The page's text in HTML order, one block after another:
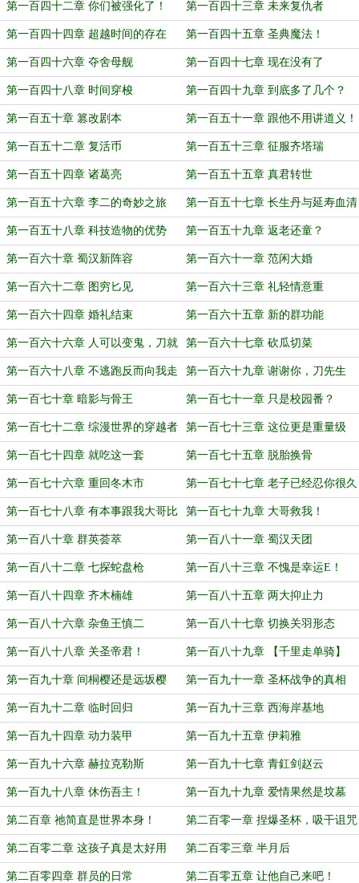
第一百四十二章 你们被强化了！ 第一百四十三章 未来复仇者
第一百四十四章 超越时间的存在 第一百四十五章 圣典魔法！
第一百四十六章 夺舍母舰 第一百四十七章 现在没有了
第一百四十八章 时间穿梭 第一百四十九章 到底多了几个？
第一百五十章 篡改剧本 第一百五十一章 跟他不用讲道义！
第一百五十二章 复活币 第一百五十三章 征服齐塔瑞
第一百五十四章 诸葛亮 第一百五十五章 真君转世
第一百五十六章 李二的奇妙之旅 第一百五十七章 长生丹与延寿血清
第一百五十八章 科技造物的优势 第一百五十九章 返老还童？
第一百六十章 蜀汉新阵容 第一百六十一章 范闲大婚
第一百六十二章 图穷匕见 第一百六十三章 礼轻情意重
第一百六十四章 婚礼结束 第一百六十五章 新的群功能
第一百六十六章 人可以变鬼，刀就
不能变人？
第一百六十七章 砍瓜切菜
第一百六十八章 不逃跑反而向我走
来
第一百六十九章 谢谢你，刀先生
第一百七十章 暗影与骨王 第一百七十一章 只是校园番？
第一百七十二章 综漫世界的穿越者 第一百七十三章 这位更是重量级
第一百七十四章 就吃这一套 第一百七十五章 脱胎换骨
第一百七十六章 重回冬木市 第一百七十七章 老子已经忍你很久
了！
第一百七十八章 有本事跟我大哥比
划比划
第一百七十九章 大哥救我！
第一百八十章 群英荟萃 第一百八十一章 蜀汉天团
第一百八十二章 七探蛇盘枪 第一百八十三章 不愧是幸运E！
第一百八十四章 齐木楠雄 第一百八十五章 两大抑止力
第一百八十六章 杂鱼王慎二 第一百八十七章 切换关羽形态
第一百八十八章 关圣帝君！ 第一百八十九章 【千里走单骑】
第一百九十章 间桐樱还是远坂樱 第一百九十一章 圣杯战争的真相
第一百九十二章 临时回归 第一百九十三章 西海岸基地
第一百九十四章 动力装甲 第一百九十五章 伊莉雅
第一百九十六章 赫拉克勒斯 第一百九十七章 青釭剑赵云
第一百九十八章 休伤吾主！ 第一百九十九章 爱情果然是坟墓
第二百章 祂简直是世界本身！ 第二百零一章 捏爆圣杯，吸干诅咒
第二百零二章 这孩子真是太好用
了！
第二百零三章 半月后
第二百零四章 群员的日常 第二百零五章 让他自己来吧！